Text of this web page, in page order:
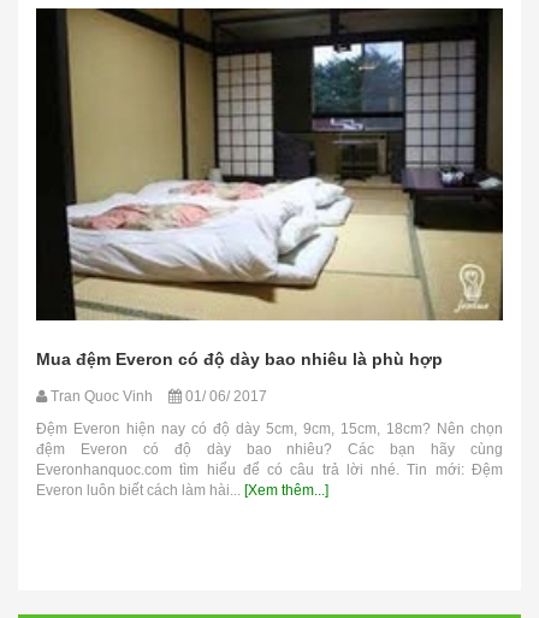
Mua đệm Everon có độ dày bao nhiêu là phù hợp
Tran Quoc Vinh
01/ 06/ 2017
Đệm Everon hiện nay có độ dày 5cm, 9cm, 15cm, 18cm? Nên chọn
đệm Everon có độ dày bao nhiêu? Các bạn hãy cùng
Everonhanquoc.com tìm hiểu để có câu trả lời nhé. Tin mới: Đệm
Everon luôn biết cách làm hài... [Xem thêm...]